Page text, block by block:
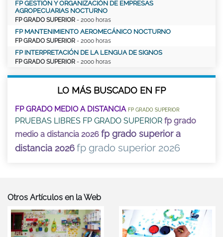
FP GESTIÓN Y ORGANIZACIÓN DE EMPRESAS
AGROPECUARIAS NOCTURNO
FP GRADO SUPERIOR - 2000 horas
FP MANTENIMIENTO AEROMECÁNICO NOCTURNO
FP GRADO SUPERIOR - 2000 horas
FP INTERPRETACIÓN DE LA LENGUA DE SIGNOS
FP GRADO SUPERIOR - 2000 horas
LO MÁS BUSCADO EN FP
FP GRADO MEDIO A DISTANCIA FP GRADO SUPERIOR
PRUEBAS LIBRES FP GRADO SUPERIOR fp grado
medio a distancia 2026 fp grado superior a
distancia 2026fp grado superior 2026
Otros Artículos en la Web